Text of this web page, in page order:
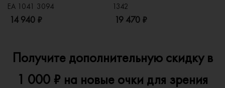
EA 1041 3094
14 940 ₽
1342
19 470 ₽
Получите дополнительную скидку в
1 000 ₽ на новые очки для зрения